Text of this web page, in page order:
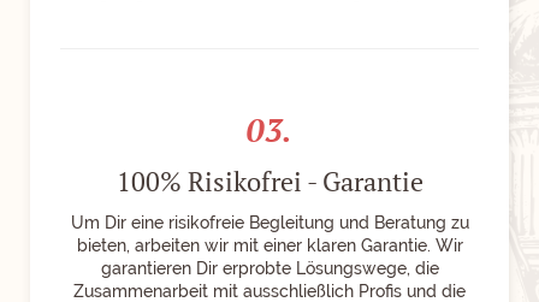
03.
100% Risikofrei - Garantie
Um Dir eine risikofreie Begleitung und Beratung zu
bieten, arbeiten wir mit einer klaren Garantie. Wir
garantieren Dir erprobte Lösungswege, die
Zusammenarbeit mit ausschließlich Profis und die